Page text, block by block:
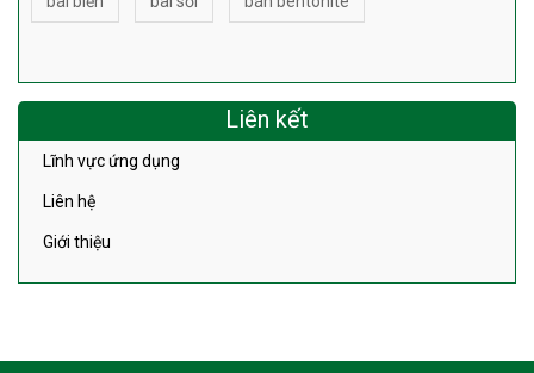
Liên kết
Liên hệ
Giới thiệu